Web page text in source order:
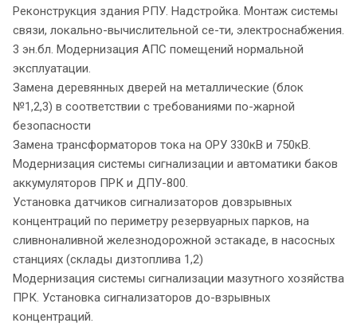
Реконструкция здания РПУ. Надстройка. Монтаж системы
связи, локально-вычислительной се-ти, электроснабжения.
3 эн.бл. Модернизация АПС помещений нормальной
эксплуатации.
Замена деревянных дверей на металлические (блок
№1,2,3) в соответствии с требованиями по-жарной
безопасности
Замена трансформаторов тока на ОРУ 330кВ и 750кВ.
Модернизация системы сигнализации и автоматики баков
аккумуляторов ПРК и ДПУ-800.
Установка датчиков сигнализаторов довзрывных
концентраций по периметру резервуарных парков, на
сливноналивной железнодорожной эстакаде, в насосных
станциях (склады дизтоплива 1,2)
Модернизация системы сигнализации мазутного хозяйства
ПРК. Установка сигнализаторов до-взрывных
концентраций.